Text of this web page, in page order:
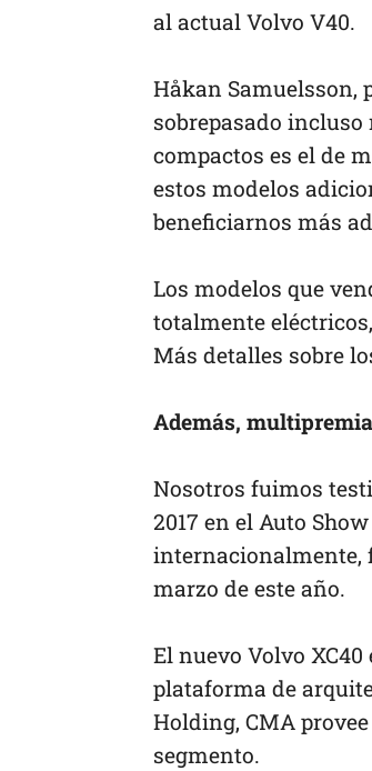
al actual Volvo V40.
Håkan Samuelsson,
sobrepasado incluso
compactos es el de
estos modelos
beneficiarnos más
Los modelos que
totalmente
Más detalles sobre
Además,
Nosotros fuimos
2017 en el Auto
internacionalmente,
marzo de este año.
El nuevo Volvo
plataforma de
Holding, CMA
segmento.